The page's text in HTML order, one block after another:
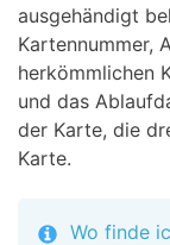
ausgehändigt
Kartennummer,
herkömmlichen
und das
der Karte, die
Karte.
Wo finde